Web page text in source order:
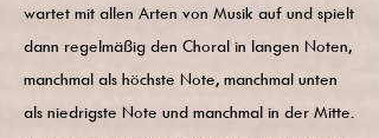
wartet mit allen Arten von Musik auf und spielt
dann regelmäßig den Choral in langen Noten,
manchmal als höchste Note, manchmal unten
als niedrigste Note und manchmal in der Mitte.